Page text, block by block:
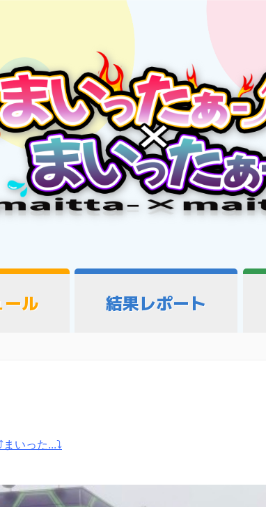
ル 結果レポート
いった...⤵